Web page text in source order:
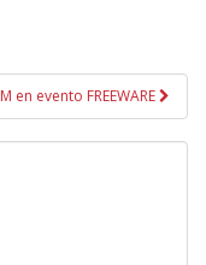
en evento FREEWARE